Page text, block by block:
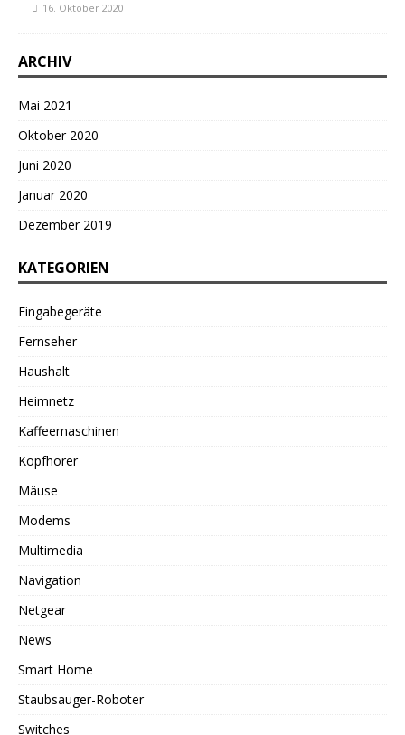
16. Oktober 2020
ARCHIV
Mai 2021
Oktober 2020
Juni 2020
Januar 2020
Dezember 2019
KATEGORIEN
Eingabegeräte
Fernseher
Haushalt
Heimnetz
Kaffeemaschinen
Kopfhörer
Mäuse
Modems
Multimedia
Navigation
Netgear
News
Smart Home
Staubsauger-Roboter
Switches